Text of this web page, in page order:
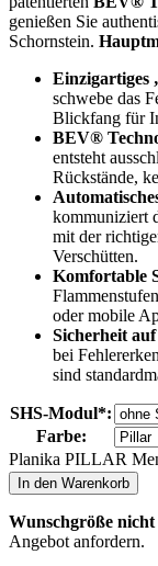
genießen Sie
Schornstein.
Einzigartiges
schwebe das
Blickfang für
BEV®
entsteht
Rückstände,
kommuniziert
mit der
Verschütten.
Komfortable
oder mobile
Sicherheit
bei
sind
SHS-Modul*:
Farbe:
Planika PILLAR
In den Warenkorb
Wunschgröße nicht
Angebot anfordern.